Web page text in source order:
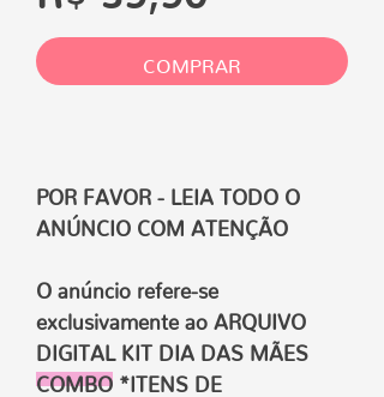
COMPRAR
POR FAVOR - LEIA TODO O
ANÚNCIO COM ATENÇÃO
O anúncio refere-se
exclusivamente ao ARQUIVO
DIGITAL KIT DIA DAS MÃES
COMBO *ITENS DE